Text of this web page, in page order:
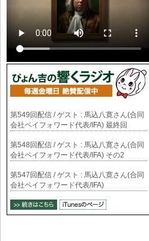
第549回配信 / ゲスト : 馬込八寛さん(合同
会社ペイフォワード代表/IFA) 最終回
第548回配信 / ゲスト : 馬込八寛さん(合同
会社ペイフォワード代表/IFA) その2
第547回配信 / ゲスト : 馬込八寛さん(合同
会社ペイフォワード代表/IFA)